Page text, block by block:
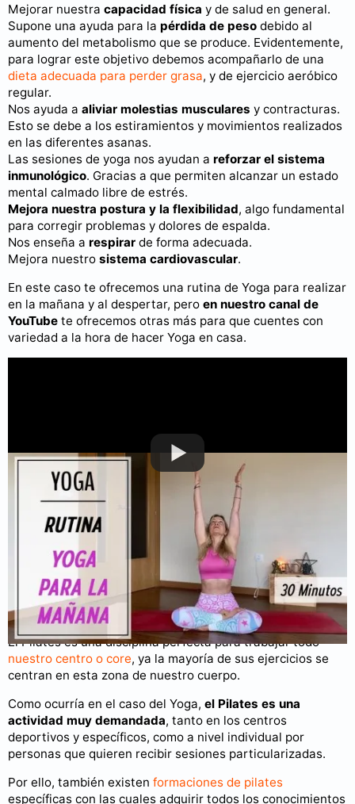
Mejorar nuestra capacidad física y de salud en general.
Supone una ayuda para la pérdida de peso debido al
aumento del metabolismo que se produce. Evidentemente,
para lograr este objetivo debemos acompañarlo de una
dieta adecuada para perder grasa, y de ejercicio aeróbico
regular.
Nos ayuda a aliviar molestias musculares y contracturas.
Esto se debe a los estiramientos y movimientos realizados
en las diferentes asanas.
Las sesiones de yoga nos ayudan a reforzar el sistema
inmunológico. Gracias a que permiten alcanzar un estado
mental calmado libre de estrés.
Mejora nuestra postura y la flexibilidad, algo fundamental
para corregir problemas y dolores de espalda.
Nos enseña a respirar de forma adecuada.
Mejora nuestro sistema cardiovascular.
En este caso te ofrecemos una rutina de Yoga para realizar
en la mañana y al despertar, pero en nuestro canal de
YouTube te ofrecemos otras más para que cuentes con
variedad a la hora de hacer Yoga en casa.
Puedes consultar más videos en nuestrocanal de YouTube
Rutina de Pilates en casa
El Pilates es una disciplina perfecta para trabajar todo
nuestro centro o core, ya la mayoría de sus ejercicios se
centran en esta zona de nuestro cuerpo.
Como ocurría en el caso del Yoga, el Pilates es una
actividad muy demandada, tanto en los centros
deportivos y específicos, como a nivel individual por
personas que quieren recibir sesiones particularizadas.
Por ello, también existen formaciones de pilates
específicas con las cuales adquirir todos los conocimientos